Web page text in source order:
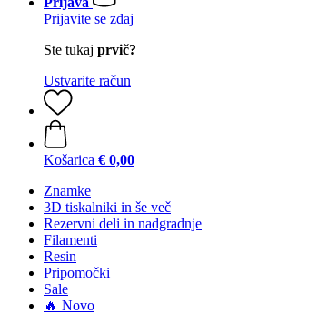
Prijavite se zdaj
Ste tukaj prvič?
Ustvarite račun
Košarica € 0,00
Znamke
3D tiskalniki in še več
Rezervni deli in nadgradnje
Filamenti
Resin
Pripomočki
Sale
🔥 Novo